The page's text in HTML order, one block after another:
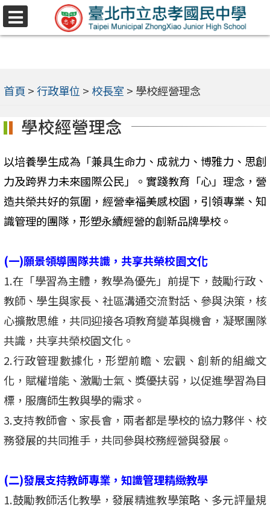
跳
至
內
選
首頁 > 行政單位 > 校長室 > 學校經營理念
學校經營理念
以培養學生成為「兼具生命力、成就力、博雅力、思創
力及跨界力未來國際公民」。實踐教育「心」理念，營
造共榮共好的氛圍，經營幸福美感校園，引領專業、知
識管理的團隊，形塑永續經營的創新品牌學校。
(一)願景領導團隊共識，共享共榮校園文化
1.在「學習為主體，教學為優先」前提下，鼓勵行政、
教師、學生與家長、社區溝通交流對話、參與決策，核
心擴散思維，共同迎接各項教育變革與機會，凝聚團隊
共識，共享共榮校園文化。
2.行政管理數據化，形塑前瞻、宏觀、創新的組織文
化，賦權增能、激勵士氣、獎優扶弱，以促進學習為目
標，服膺師生教與學的需求。
3.支持教師會、家長會，兩者都是學校的協力夥伴、校
務發展的共同推手，共同參與校務經營與發展。
(二)發展支持教師專業，知識管理精緻教學
1.鼓勵教師活化教學，發展精進教學策略、多元評量規